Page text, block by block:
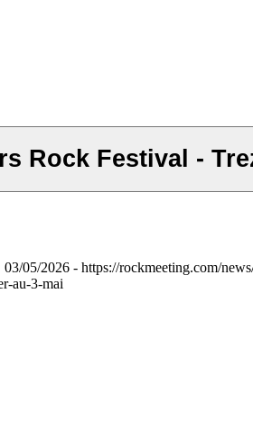
Full (-1) show concert -
05/2026 - https://rockmeeting.com/
au-3-mai